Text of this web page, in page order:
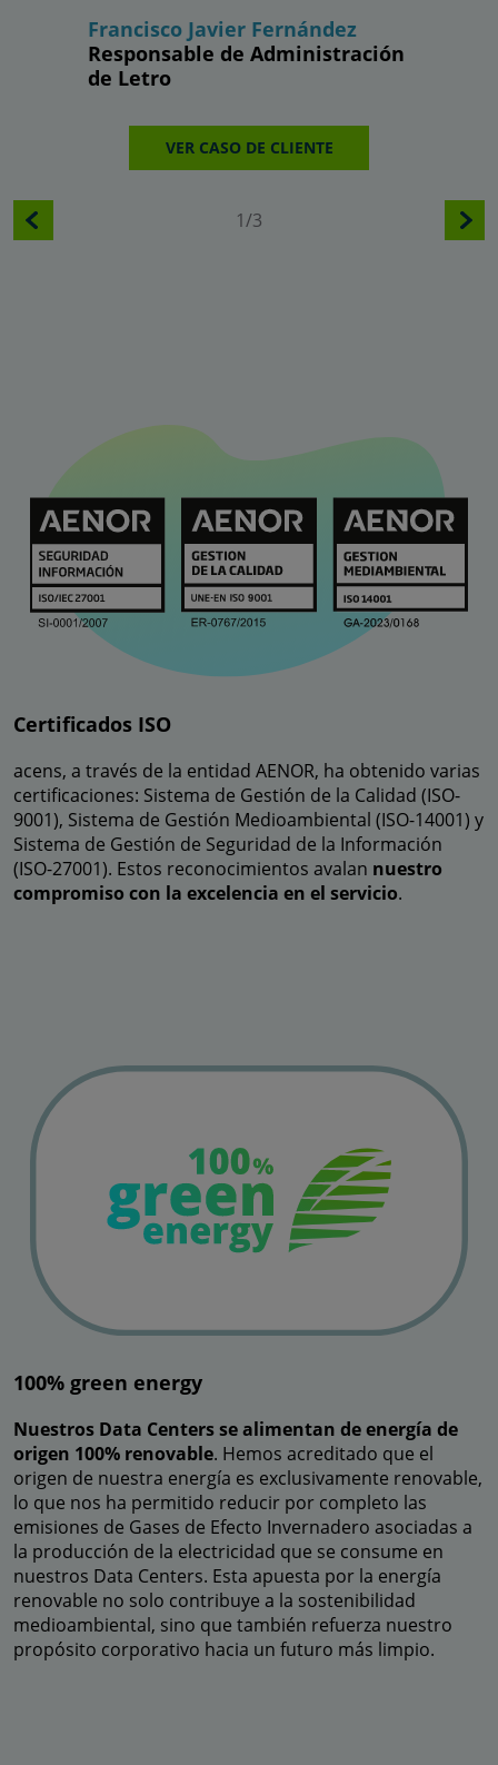
Francisco Javier Fernández
Responsable de Administración
de Letro
VER CASO DE CLIENTE
1/3
Certificados ISO
acens, a través de la entidad AENOR, ha obtenido varias
certificaciones: Sistema de Gestión de la Calidad (ISO-
9001), Sistema de Gestión Medioambiental (ISO-14001) y
Sistema de Gestión de Seguridad de la Información
(ISO-27001). Estos reconocimientos avalan nuestro
compromiso con la excelencia en el servicio.
100% green energy
Nuestros Data Centers se alimentan de energía de
origen 100% renovable. Hemos acreditado que el
origen de nuestra energía es exclusivamente renovable,
lo que nos ha permitido reducir por completo las
emisiones de Gases de Efecto Invernadero asociadas a
la producción de la electricidad que se consume en
nuestros Data Centers. Esta apuesta por la energía
renovable no solo contribuye a la sostenibilidad
medioambiental, sino que también refuerza nuestro
propósito corporativo hacia un futuro más limpio.